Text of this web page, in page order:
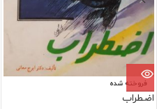
فروخته شده
اضطراب